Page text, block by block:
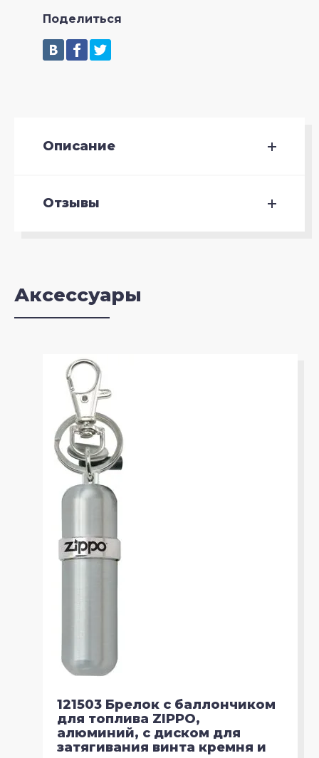
Поделиться
Описание
Отзывы
Аксессуары
121503 Брелок с баллончиком
для топлива ZIPPO,
алюминий, с диском для
затягивания винта кремня и